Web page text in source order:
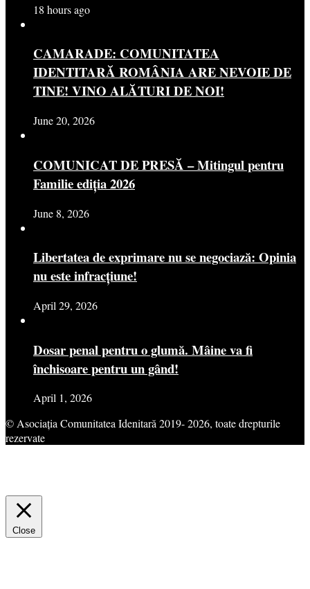
18 hours ago
CAMARADE: COMUNITATEA
IDENTITARĂ ROMÂNIA ARE NEVOIE DE
TINE! VINO ALĂTURI DE NOI!
June 20, 2026
COMUNICAT DE PRESĂ – Mitingul pentru
Familie ediția 2026
June 8, 2026
Libertatea de exprimare nu se negociază: Opinia
nu este infracțiune!
April 29, 2026
Dosar penal pentru o glumă. Mâine va fi
închisoare pentru un gând!
April 1, 2026
© Asociația Comunitatea Idenitară 2019- 2026, toate drepturile
rezervate
Close